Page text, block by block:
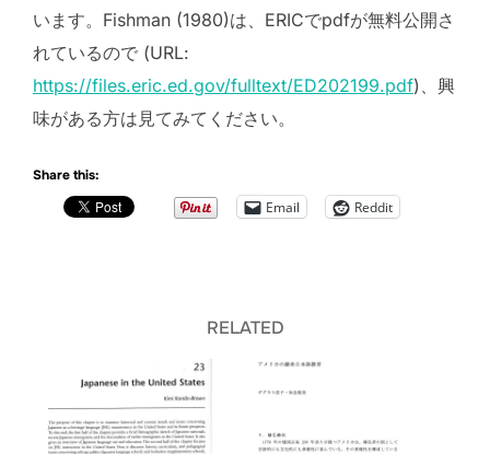
います。Fishman (1980)は、ERICでpdfが無料公開さ
れているので (URL:
https://files.eric.ed.gov/fulltext/ED202199.pdf)、興
味がある方は見てみてください。
Share this:
Email Reddit
RELATED